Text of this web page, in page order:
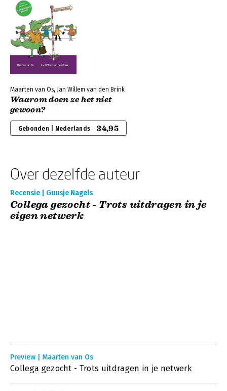
Maarten van Os, Jan Willem van den Brink
Waarom doen ze het niet
gewoon?
Gebonden | Nederlands 34,95
Over dezelfde auteur
Recensie | Guusje Nagels
Collega gezocht - Trots uitdragen in je
eigen netwerk
Preview | Maarten van Os
Collega gezocht - Trots uitdragen in je netwerk